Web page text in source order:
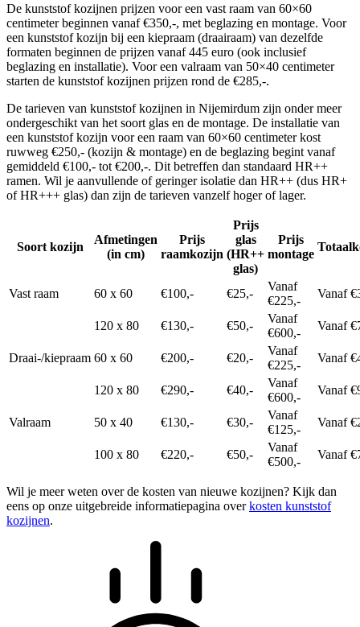
De kunststof kozijnen prijzen voor een vast raam van 60×60
centimeter beginnen vanaf €350,-, met beglazing en montage. Voor
een kunststof kozijn bij een kiepraam (draairaam) van dezelfde
formaten beginnen de prijzen vanaf 445 euro (ook inclusief
beglazing en installatie). Voor een valraam van 50×40 centimeter
starten de kunststof kozijnen prijzen rond de €285,-.
De tarieven van kunststof kozijnen in Nijemirdum zijn onder meer
ondergeschikt van het soort glas en de montage. De installatie van
een kunststof kozijn voor een raam van 60×60 centimeter kost
ruwweg €250,- (kozijn & montage) en de beglazing begint vanaf
gemiddeld €100,- tot €200,-. Dit betreffen dan standaard HR++
ramen. Wil je aanvullende of geringer isolatie dan HR++ (dus HR+
of HR+++ glas) dan zijn de tarieven vanzelf hoger of lager.
Soort kozijn
Afmetingen
(in cm)
Prijs
raamkozijn
Prijs
glas
(HR++
glas)
Prijs
montage
Vast raam 60 x 60 €100,- €25,-
Vanaf
€225,-
Vanaf
120 x 80 €130,- €50,-
Vanaf
€600,-
Vanaf
Draai-/kiepraam 60 x 60 €200,- €20,-
Vanaf
€225,-
Vanaf
120 x 80 €290,- €40,-
Vanaf
€600,-
Vanaf
Valraam 50 x 40 €130,- €30,-
Vanaf
€125,-
Vanaf
100 x 80 €220,- €50,-
Vanaf
€500,-
Vanaf
Wil je meer weten over de kosten van nieuwe kozijnen? Kijk dan
eens op onze uitgebreide informatiepagina overkosten kunststof
kozijnen.